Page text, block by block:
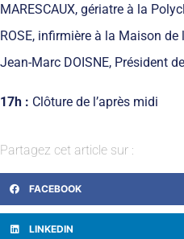
MARESCAUX, gériatre à la
ROSE, infirmière à la Maison de
Jean-Marc DOISNE, Président
17h : Clôture de l’après midi
Partagez cet article sur :
FACEBOOK
LINKEDIN